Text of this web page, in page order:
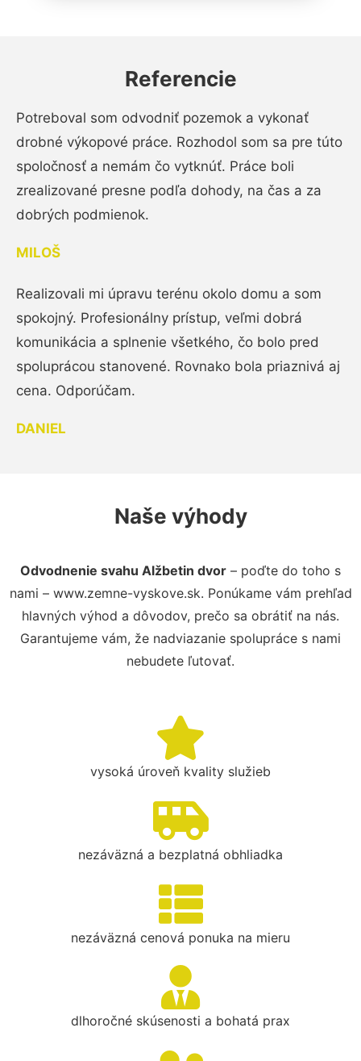
Referencie
Potreboval som odvodniť pozemok a vykonať
drobné výkopové práce. Rozhodol som sa pre túto
spoločnosť a nemám čo vytknúť. Práce boli
zrealizované presne podľa dohody, na čas a za
dobrých podmienok.
MILOŠ
Realizovali mi úpravu terénu okolo domu a som
spokojný. Profesionálny prístup, veľmi dobrá
komunikácia a splnenie všetkého, čo bolo pred
spoluprácou stanovené. Rovnako bola priaznivá aj
cena. Odporúčam.
DANIEL
Naše výhody
Odvodnenie svahu Alžbetin dvor – poďte do toho s
nami – www.zemne-vyskove.sk. Ponúkame vám prehľad
hlavných výhod a dôvodov, prečo sa obrátiť na nás.
Garantujeme vám, že nadviazanie spolupráce s nami
nebudete ľutovať.
vysoká úroveň kvality služieb
nezáväzná a bezplatná obhliadka
nezáväzná cenová ponuka na mieru
dlhoročné skúsenosti a bohatá prax